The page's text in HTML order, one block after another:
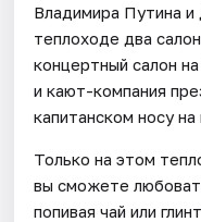
Владимира Путина
теплоходе два
концертный салон
и кают-компания
капитанском носу
Только на этом
вы сможете
попивая чай или